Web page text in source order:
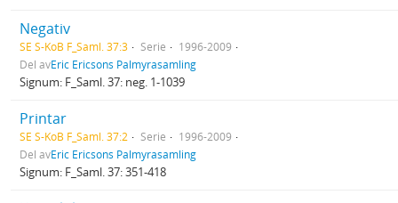
Negativ
SE S-KoB F_Saml. 37:3 Serie
1996-2009
Del avEric Ericsons Palmyrasamling
Signum: F_Saml. 37: neg. 1-1039
Printar
SE S-KoB F_Saml. 37:2 Serie
1996-2009
Del avEric Ericsons Palmyrasamling
Signum: F_Saml. 37: 351-418